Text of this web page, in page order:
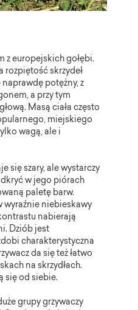
z europejskich gołębi.
rozpiętość skrzydeł
potężny, z
a przy tym
Masą ciała często
miejskiego
wagą, ale i
się szary, ale wystarczy
w jego piórach
paletę barw.
wyraźnie niebieskawy
nabierają
Dziób jest
charakterystyczna
da się też łatwo
na skrzydłach.
się od siebie.
grupy grzywaczy